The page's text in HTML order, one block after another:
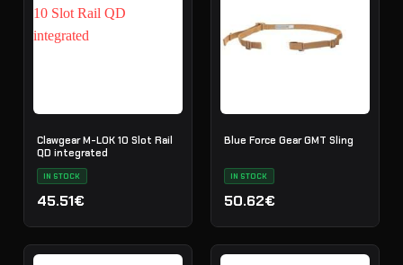
Clawgear M-LOK 10 Slot Rail
QD integrated
IN STOCK
45.51€
Blue Force Gear GMT Sling
IN STOCK
50.62€